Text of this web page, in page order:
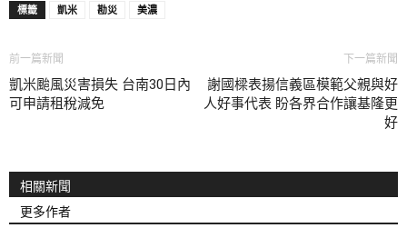
標籤 凱米 勘災 美濃
前一篇新聞
凱米颱風災害損失 台南30日內
可申請租稅減免
下一篇新聞
謝國樑表揚信義區模範父親與好
人好事代表 盼各界合作讓基隆更
好
相關新聞
更多作者